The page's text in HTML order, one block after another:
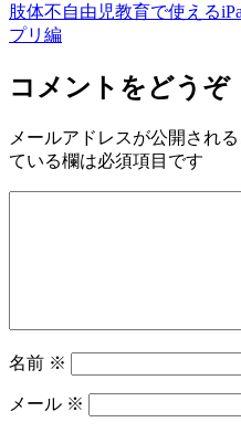
肢体不自由児教育で使える
プリ編
コメントをどうぞ
メールアドレスが公開され
ている欄は必須項目です
名前 ※
メール ※